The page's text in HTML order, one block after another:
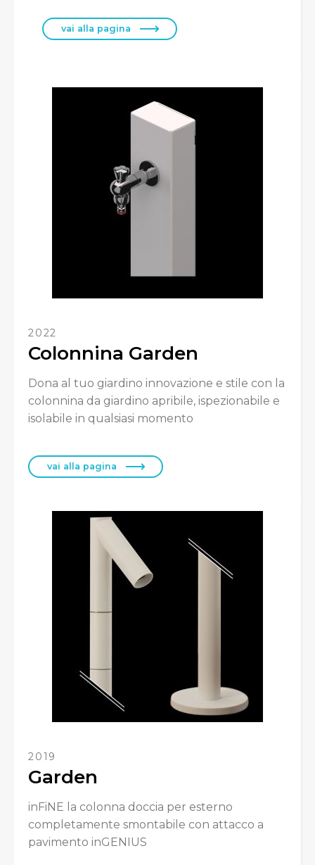
vai alla pagina
2022
Colonnina Garden
Dona al tuo giardino innovazione e stile con la
colonnina da giardino apribile, ispezionabile e
isolabile in qualsiasi momento
vai alla pagina
2019
Garden
inFiNE la colonna doccia per esterno
completamente smontabile con attacco a
pavimento inGENIUS
Switch The Language
Italiano